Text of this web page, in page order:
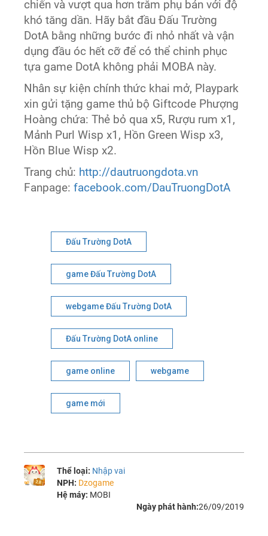
chiến và vượt qua hơn trăm phụ bản với độ
khó tăng dần. Hãy bắt đầu Đấu Trường
DotA bằng những bước đi nhỏ nhất và vận
dụng đầu óc hết cỡ để có thể chinh phục
tựa game DotA không phải MOBA này.
Nhân sự kiện chính thức khai mở, Playpark
xin gửi tặng game thủ bộ Giftcode Phượng
Hoàng chứa: Thẻ bỏ qua x5, Rượu rum x1,
Mảnh Purl Wisp x1, Hồn Green Wisp x3,
Hồn Blue Wisp x2.
Trang chủ: http://dautruongdota.vn
Fanpage:facebook.com/DauTruongDotA
Đấu Trường DotA
game Đấu Trường DotA
webgame Đấu Trường DotA
Đấu Trường DotA online
game online webgame
game mới
Thể loại: Nhập vai
NPH: Dzogame
Hệ máy: MOBI
Ngày phát hành:26/09/2019